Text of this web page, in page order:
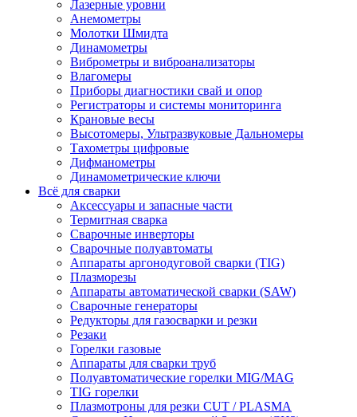
Лазерные уровни
Анемометры
Молотки Шмидта
Динамометры
Виброметры и виброанализаторы
Влагомеры
Приборы диагностики свай и опор
Регистраторы и системы мониторинга
Крановые весы
Высотомеры, Ультразвуковые Дальномеры
Тахометры цифровые
Дифманометры
Динамометрические ключи
Всё для сварки
Аксессуары и запасные части
Термитная сварка
Сварочные инверторы
Сварочные полуавтоматы
Аппараты аргонодуговой сварки (TIG)
Плазморезы
Аппараты автоматической сварки (SAW)
Сварочные генераторы
Редукторы для газосварки и резки
Резаки
Горелки газовые
Аппараты для сварки труб
Полуавтоматические горелки MIG/MAG
TIG горелки
Плазмотроны для резки CUT / PLASMA